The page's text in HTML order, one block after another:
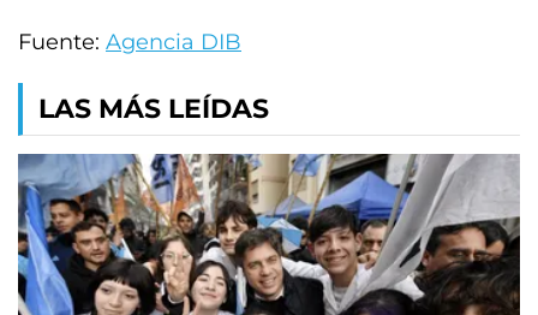
Fuente: Agencia DIB
LAS MÁS LEÍDAS